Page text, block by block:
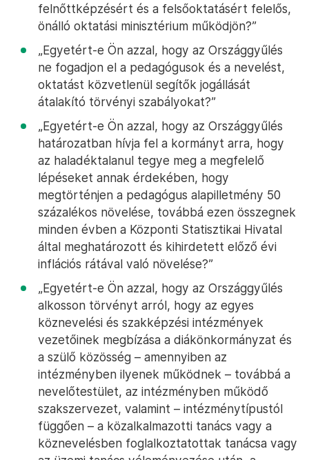
felnőttképzésért és a felsőoktatásért felelős,
önálló oktatási minisztérium működjön?”
„Egyetért-e Ön azzal, hogy az Országgyűlés
ne fogadjon el a pedagógusok és a nevelést,
oktatást közvetlenül segítők jogállását
átalakító törvényi szabályokat?”
„Egyetért-e Ön azzal, hogy az Országgyűlés
határozatban hívja fel a kormányt arra, hogy
az haladéktalanul tegye meg a megfelelő
lépéseket annak érdekében, hogy
megtörténjen a pedagógus alapilletmény 50
százalékos növelése, továbbá ezen összegnek
minden évben a Központi Statisztikai Hivatal
által meghatározott és kihirdetett előző évi
inflációs rátával való növelése?”
„Egyetért-e Ön azzal, hogy az Országgyűlés
alkosson törvényt arról, hogy az egyes
köznevelési és szakképzési intézmények
vezetőinek megbízása a diákönkormányzat és
a szülő közösség – amennyiben az
intézményben ilyenek működnek – továbbá a
nevelőtestület, az intézményben működő
szakszervezet, valamint – intézménytípustól
függően – a közalkalmazotti tanács vagy a
köznevelésben foglalkoztatottak tanácsa vagy